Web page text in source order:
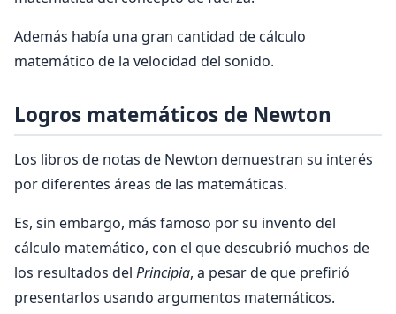
Además había una gran cantidad de cálculo
matemático de la velocidad del sonido.
Logros matemáticos de Newton
Los libros de notas de Newton demuestran su interés
por diferentes áreas de las matemáticas.
Es, sin embargo, más famoso por su invento del
cálculo matemático, con el que descubrió muchos de
los resultados del Principia, a pesar de que prefirió
presentarlos usando argumentos matemáticos.